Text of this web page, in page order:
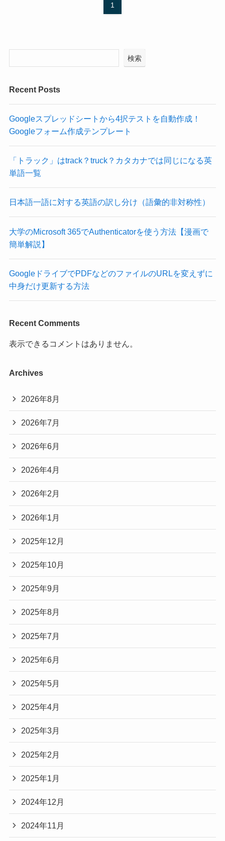
1
検索
Recent Posts
Googleスプレッドシートから4択テストを自動作成！
Googleフォーム作成テンプレート
「トラック」はtrack？truck？カタカナでは同じになる英
単語一覧
日本語一語に対する英語の訳し分け（語彙的非対称性）
大学のMicrosoft 365でAuthenticatorを使う方法【漫画で
簡単解説】
GoogleドライブでPDFなどのファイルのURLを変えずに
中身だけ更新する方法
Recent Comments
表示できるコメントはありません。
Archives
2026年8月
2026年7月
2026年6月
2026年4月
2026年2月
2026年1月
2025年12月
2025年10月
2025年9月
2025年8月
2025年7月
2025年6月
2025年5月
2025年4月
2025年3月
2025年2月
2025年1月
2024年12月
2024年11月